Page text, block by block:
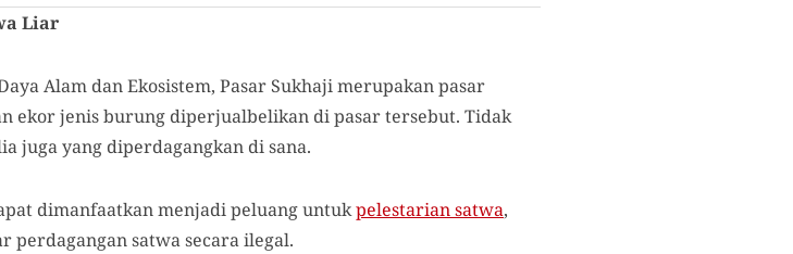
Liar
Alam dan Ekosistem, Pasar Sukhaji merupakan pasar
ekor jenis burung diperjualbelikan di pasar tersebut. Tidak
juga yang diperdagangkan di sana.
dimanfaatkan menjadi peluang untukpelestarian satwa,
satwa secara ilegal.